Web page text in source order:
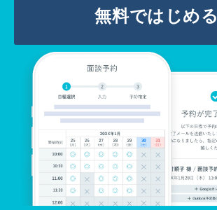
無料ではじめる